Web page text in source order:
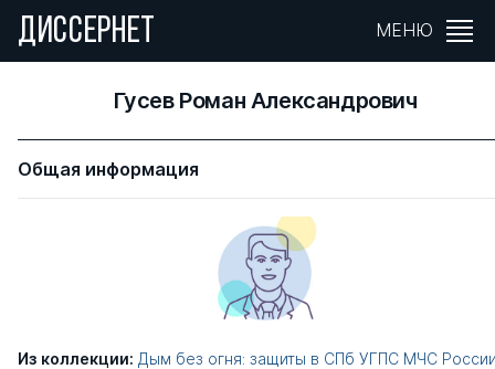
ДИССЕРНЕТ МЕНЮ
Гусев Роман Александрович
Общая информация
Из коллекции: Дым без огня: защиты в СПб УГПС МЧС